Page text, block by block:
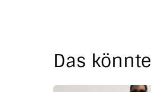
Das